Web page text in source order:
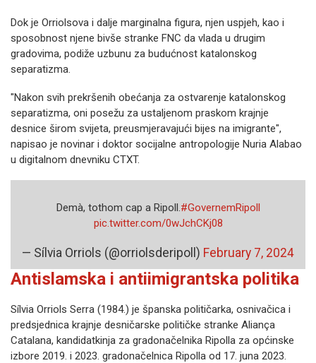
Dok je Orriolsova i dalje marginalna figura, njen uspjeh, kao i
sposobnost njene bivše stranke FNC da vlada u drugim
gradovima, podiže uzbunu za budućnost katalonskog
separatizma.
"Nakon svih prekršenih obećanja za ostvarenje katalonskog
separatizma, oni posežu za ustaljenom praskom krajnje
desnice širom svijeta, preusmjeravajući bijes na imigrante",
napisao je novinar i doktor socijalne antropologije Nuria Alabao
u digitalnom dnevniku CTXT.
Demà, tothom cap a Ripoll.#GovernemRipoll
pic.twitter.com/0wJchCKj08
— Sílvia Orriols (@orriolsderipoll) February 7, 2024
Antislamska i antiimigrantska politika
Sílvia Orriols Serra (1984.) je španska političarka, osnivačica i
predsjednica krajnje desničarske političke stranke Aliança
Catalana, kandidatkinja za gradonačelnika Ripolla za općinske
izbore 2019. i 2023. gradonačelnica Ripolla od 17. juna 2023.